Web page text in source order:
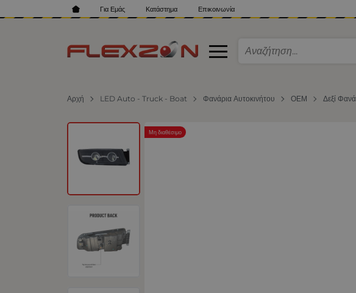
Για Εμάς Κατάστημα Επικοινωνία
Αρχή LED Auto - Truck - Boat Φανάρια Αυτοκινήτου ΟΕΜ Δεξί
Μη διαθέσιμο